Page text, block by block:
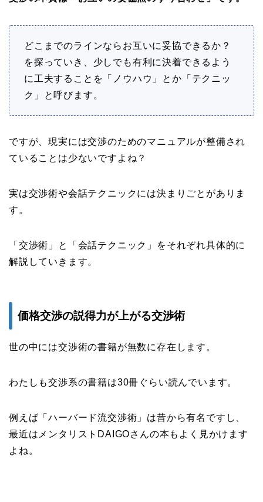
どこまでのラインならお互いに妥協できるか？
を探っていき、少しでも有利に決着できるよう
に工夫することを「ノウハウ」とか「テクニッ
ク」と呼びます。
ですが、現実には交渉のためのマニュアルが整備され
ていることは少ないですよね？
実は交渉術や会話テクニックには決まりごとがありま
す。
「交渉術」と「会話テクニック」をそれぞれ具体的に
解説していきます。
価格交渉の説得力が上がる交渉術
世の中には交渉術の書籍が無数に存在します。
わたしも交渉系の書籍は30冊ぐらい読んでいます。
例えば「ハーバード流交渉術」は昔から有名ですし、
最近はメンタリストDAIGOさんの本もよく見かけます
よね。